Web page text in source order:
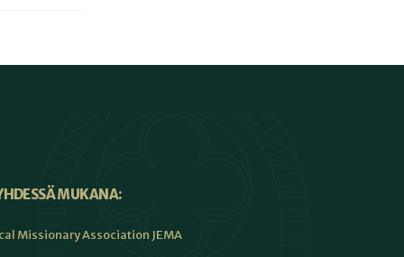
MUKANA:
Missionary Association JEMA